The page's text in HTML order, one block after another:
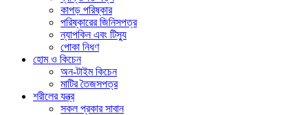
কাপড় পরিষ্কার
পরিষ্কারের জিনিসপত্র
ন্যাপকিন এবং টিস্যু
পোকা নিধণ
হোম ও কিচেন
অন-টাইম কিচেন
মাটির তৈজসপত্র
শরীলের যন্ত্র
সকল প্রকার সাবান